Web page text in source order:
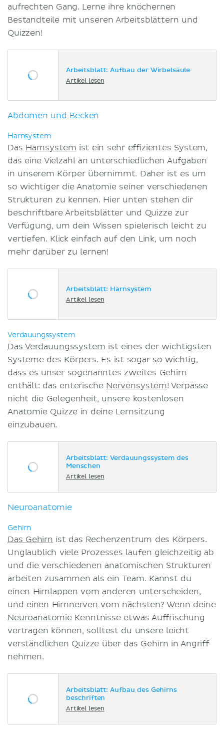
aufrechten Gang. Lerne ihre knöchernen
Bestandteile mit unseren Arbeitsblättern und
Quizzen!
Arbeitsblatt: Aufbau der Wirbelsäule
Artikel lesen
Abdomen und Becken
Harnsystem
Das Harnsystem ist ein sehr effizientes System,
das eine Vielzahl an unterschiedlichen Aufgaben
in unserem Körper übernimmt. Daher ist es um
so wichtiger die Anatomie seiner verschiedenen
Strukturen zu kennen. Hier unten stehen dir
beschriftbare Arbeitsblätter und Quizze zur
Verfügung, um dein Wissen spielerisch leicht zu
vertiefen. Klick einfach auf den Link, um noch
mehr darüber zu lernen!
Arbeitsblatt: Harnsystem
Artikel lesen
Verdauungssystem
Das Verdauungssystem ist eines der wichtigsten
Systeme des Körpers. Es ist sogar so wichtig,
dass es unser sogenanntes zweites Gehirn
enthält: das enterische Nervensystem! Verpasse
nicht die Gelegenheit, unsere kostenlosen
Anatomie Quizze in deine Lernsitzung
einzubauen.
Arbeitsblatt: Verdauungssystem des
Menschen
Artikel lesen
Neuroanatomie
Gehirn
Das Gehirn ist das Rechenzentrum des Körpers.
Unglaublich viele Prozesses laufen gleichzeitig ab
und die verschiedenen anatomischen Strukturen
arbeiten zusammen als ein Team. Kannst du
einen Hirnlappen vom anderen unterscheiden,
und einen Hirnnerven vom nächsten? Wenn deine
Neuroanatomie Kenntnisse etwas Auffrischung
vertragen können, solltest du unsere leicht
verständlichen Quizze über das Gehirn in Angriff
nehmen.
Arbeitsblatt: Aufbau des Gehirns
beschriften
Artikel lesen